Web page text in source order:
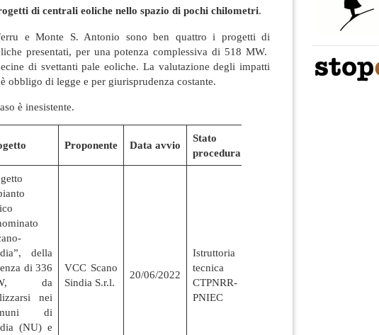
di centrali eoliche nello spazio di pochi chilometri.
e Monte S. Antonio sono ben quattro i progetti di
presentati, per una potenza complessiva di 518 MW.
di svettanti pale eoliche. La valutazione degli impatti
obbligo di legge e per giurisprudenza costante.
è inesistente.
Proponente Data avvio
Stato
procedura
della
di 336
da
nei
di
(NU) e
VCC Scano
Sindia S.r.l.
20/06/2022
Istruttoria
tecnica
CTPNRR-
PNIEC